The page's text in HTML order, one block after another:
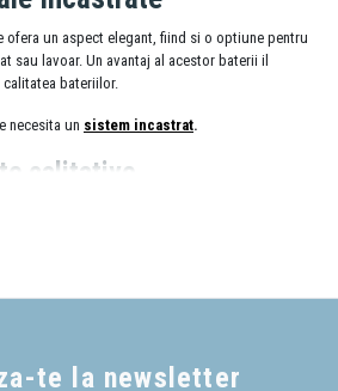
un aspect elegant, fiind si o optiune pentru
sau lavoar. Un avantaj al acestor baterii il
bateriilor.
necesita un sistem incastrat.
calitative
potrivite lavoarelor adanci, care impiedica
consultantii constri sunt disponibili pentru a te
te la newsletter